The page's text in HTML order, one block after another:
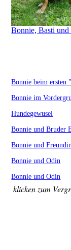
Bonnie, Basti und
Bonnie beim
Bonnie im
Hundegewusel
Bonnie und Bruder
Bonnie und
Bonnie und Odin
Bonnie und Odin
klicken zum